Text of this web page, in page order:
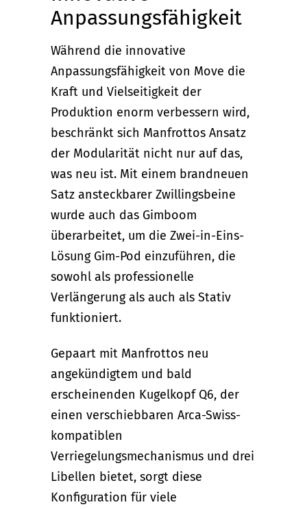
Anpassungsfähigkeit
Während die innovative
Anpassungsfähigkeit von Move die
Kraft und Vielseitigkeit der
Produktion enorm verbessern wird,
beschränkt sich Manfrottos Ansatz
der Modularität nicht nur auf das,
was neu ist. Mit einem brandneuen
Satz ansteckbarer Zwillingsbeine
wurde auch das Gimboom
überarbeitet, um die Zwei-in-Eins-
Lösung Gim-Pod einzuführen, die
sowohl als professionelle
Verlängerung als auch als Stativ
funktioniert.
Gepaart mit Manfrottos neu
angekündigtem und bald
erscheinenden Kugelkopf Q6, der
einen verschiebbaren Arca-Swiss-
kompatiblen
Verriegelungsmechanismus und drei
Libellen bietet, sorgt diese
Konfiguration für viele